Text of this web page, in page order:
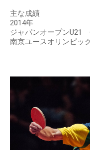
主な成績
2014年
ジャパンオープンU21
南京ユースオリンピ